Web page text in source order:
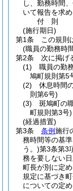
し、勤務時間
いて報告を求
付 則
(施行期日)
第1条
この規則
(職員の勤務時
第2条
次に掲げ
(1)
職員の勤
鳩町規則第5
(2)
休息時間
則第6号)
(3)
斑鳩町の
町規則第3号)
(経過措置)
第3条
条例施行
務時間等の基
う。)第3条第3
務を要しない
町長が別に定め
規定に基づき
についての定め